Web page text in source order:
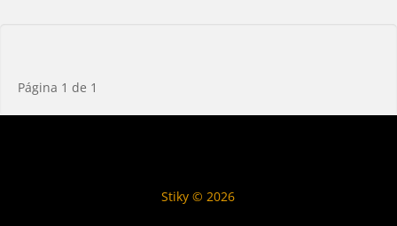
Página 1 de 1
Stiky © 2026